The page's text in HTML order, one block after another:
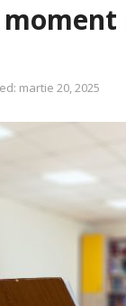
martie 20, 2025